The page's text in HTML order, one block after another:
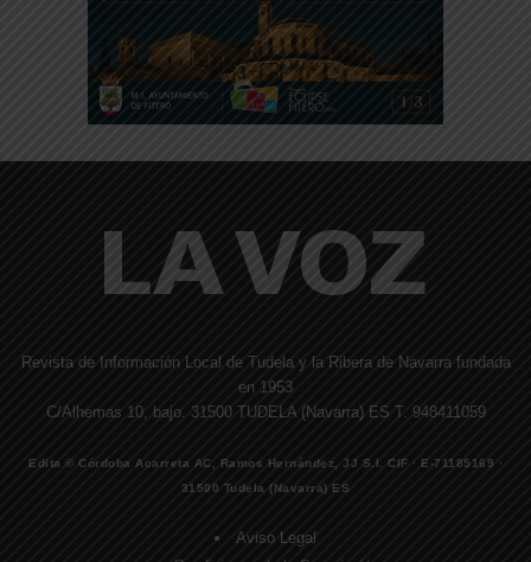
Revista de Información Local de Tudela y la Ribera de Navarra fundada
en 1953
C/Alhemas 10, bajo. 31500 TUDELA (Navarra) ES T. 948411059
Edita © Córdoba Acarreta AC, Ramos Hernández, JJ S.I. CIF · E-71185169 ·
31500 Tudela (Navarra) ES
Aviso Legal